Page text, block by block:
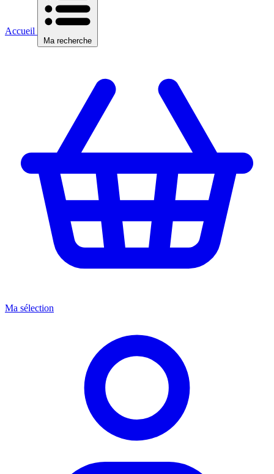
Accueil
Ma recherche
Ma sélection